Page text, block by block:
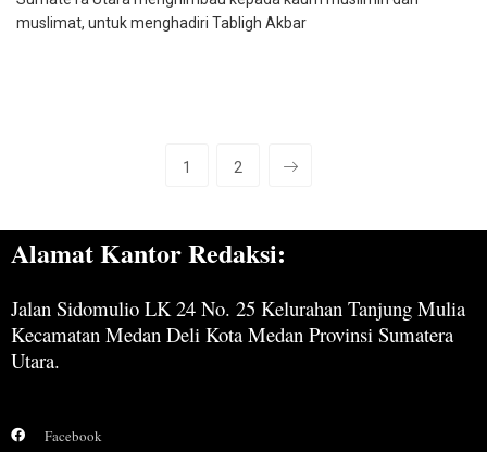
muslimat, untuk menghadiri Tabligh Akbar
1 2
Alamat Kantor Redaksi:
Jalan Sidomulio LK 24 No. 25 Kelurahan Tanjung Mulia
Kecamatan Medan Deli Kota Medan Provinsi Sumatera
Utara.
Facebook